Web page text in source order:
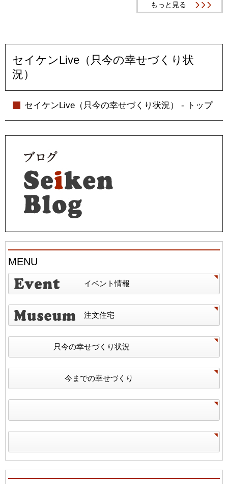
もっと見る
セイケンLive（只今の幸せづくり状
況）
セイケンLive（只今の幸せづくり状況） - トップ
MENU
イベント情報
注文住宅
只今の幸せづくり状況
今までの幸せづくり